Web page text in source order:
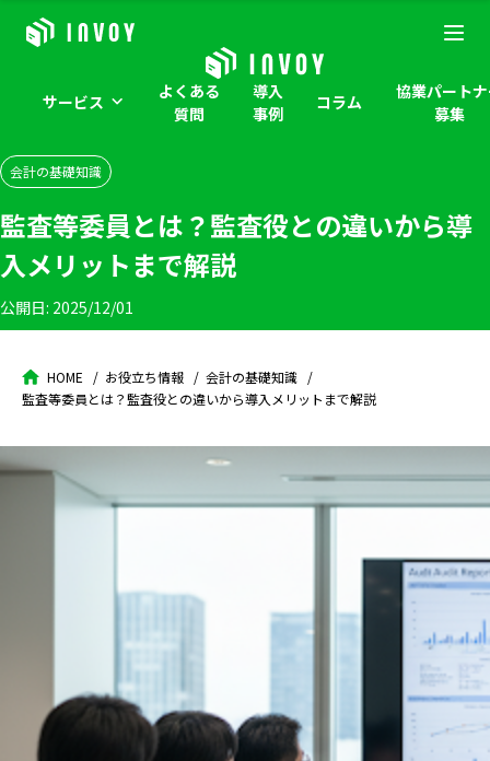
サービス
よくある
質問
導入
事例
コラム
協業パート
募集
会計の基礎知識
監査等委員とは？監査役との違いから導
入メリットまで解説
公開日: 2025/12/01
HOME お役立ち情報
会計の基礎知識
監査等委員とは？監査役との違いから導入メリットまで解説